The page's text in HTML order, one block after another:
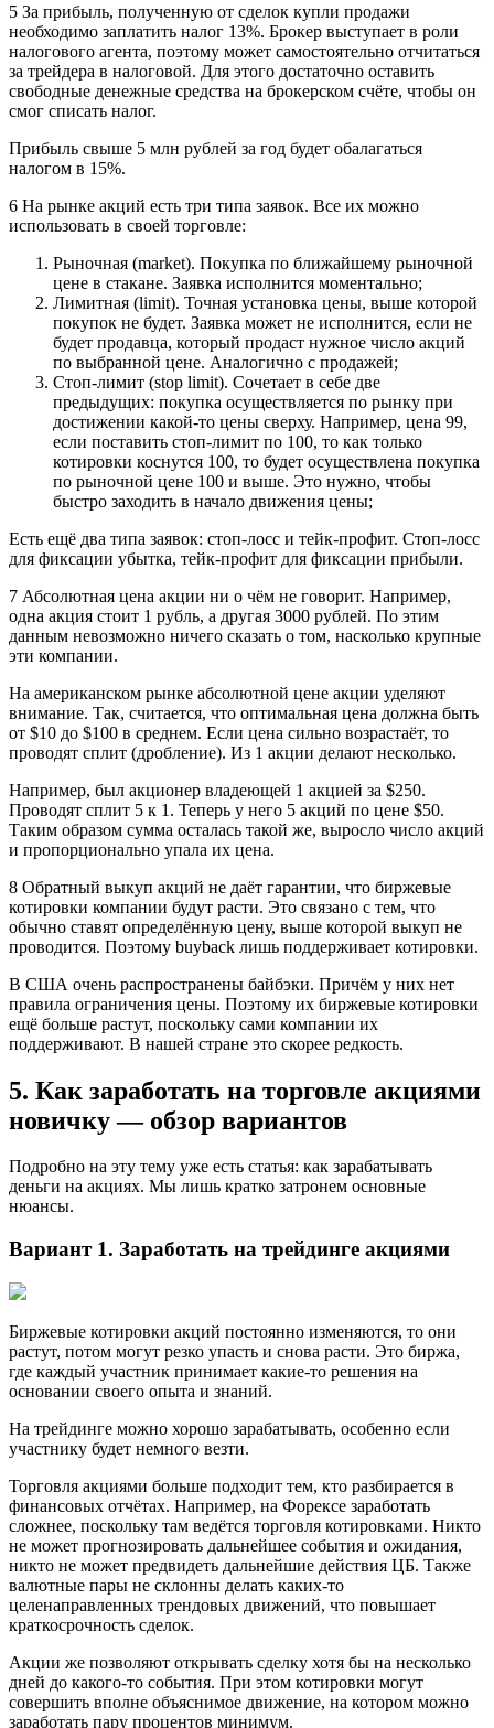
5 За прибыль, полученную от сделок купли продажи
необходимо заплатить налог 13%. Брокер выступает в роли
налогового агента, поэтому может самостоятельно отчитаться
за трейдера в налоговой. Для этого достаточно оставить
свободные денежные средства на брокерском счёте, чтобы он
смог списать налог.
Прибыль свыше 5 млн рублей за год будет обалагаться
налогом в 15%.
6 На рынке акций есть три типа заявок. Все их можно
использовать в своей торговле:
Рыночная (market). Покупка по ближайшему рыночной
цене в стакане. Заявка исполнится моментально;
Лимитная (limit). Точная установка цены, выше которой
покупок не будет. Заявка может не исполнится, если не
будет продавца, который продаст нужное число акций
по выбранной цене. Аналогично с продажей;
Стоп-лимит (stop limit). Сочетает в себе две
предыдущих: покупка осуществляется по рынку при
достижении какой-то цены сверху. Например, цена 99,
если поставить стоп-лимит по 100, то как только
котировки коснутся 100, то будет осуществлена покупка
по рыночной цене 100 и выше. Это нужно, чтобы
быстро заходить в начало движения цены;
Есть ещё два типа заявок: стоп-лосс и тейк-профит. Стоп-лосс
для фиксации убытка, тейк-профит для фиксации прибыли.
7 Абсолютная цена акции ни о чём не говорит. Например,
одна акция стоит 1 рубль, а другая 3000 рублей. По этим
данным невозможно ничего сказать о том, насколько крупные
эти компании.
На американском рынке абсолютной цене акции уделяют
внимание. Так, считается, что оптимальная цена должна быть
от $10 до $100 в среднем. Если цена сильно возрастаёт, то
проводят сплит (дробление). Из 1 акции делают несколько.
Например, был акционер владеющей 1 акцией за $250.
Проводят сплит 5 к 1. Теперь у него 5 акций по цене $50.
Таким образом сумма осталась такой же, выросло число акций
и пропорционально упала их цена.
8 Обратный выкуп акций не даёт гарантии, что биржевые
котировки компании будут расти. Это связано с тем, что
обычно ставят определённую цену, выше которой выкуп не
проводится. Поэтому buyback лишь поддерживает котировки.
В США очень распространены байбэки. Причём у них нет
правила ограничения цены. Поэтому их биржевые котировки
ещё больше растут, поскольку сами компании их
поддерживают. В нашей стране это скорее редкость.
5. Как заработать на торговле акциями
новичку — обзор вариантов
Подробно на эту тему уже есть статья: как зарабатывать
деньги на акциях. Мы лишь кратко затронем основные
нюансы.
Вариант 1. Заработать на трейдинге акциями
Биржевые котировки акций постоянно изменяются, то они
растут, потом могут резко упасть и снова расти. Это биржа,
где каждый участник принимает какие-то решения на
основании своего опыта и знаний.
На трейдинге можно хорошо зарабатывать, особенно если
участнику будет немного везти.
Торговля акциями больше подходит тем, кто разбирается в
финансовых отчётах. Например, на Форексе заработать
сложнее, поскольку там ведётся торговля котировками. Никто
не может прогнозировать дальнейшее события и ожидания,
никто не может предвидеть дальнейшие действия ЦБ. Также
валютные пары не склонны делать каких-то
целенаправленных трендовых движений, что повышает
краткосрочность сделок.
Акции же позволяют открывать сделку хотя бы на несколько
дней до какого-то события. При этом котировки могут
совершить вполне объяснимое движение, на котором можно
заработать пару процентов минимум.